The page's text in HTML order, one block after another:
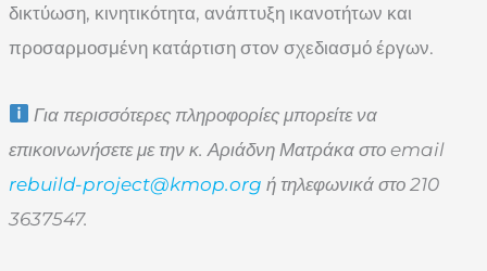
δικτύωση, κινητικότητα, ανάπτυξη ικανοτήτων και
προσαρμοσμένη κατάρτιση στον σχεδιασμό έργων.
Για περισσότερες πληροφορίες μπορείτε να
επικοινωνήσετε με την κ. Αριάδνη Ματράκα στο email
rebuild-project@kmop.org ή τηλεφωνικά στο 210
3637547.